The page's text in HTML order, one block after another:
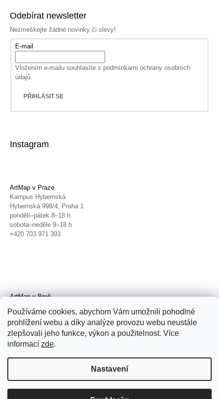
Používáme cookies, abychom Vám umožnili pohodlné
prohlížení webu a díky analýze provozu webu neustále
zlepšovali jeho funkce, výkon a použitelnost. Více
informací zde.
Nastavení
Odebírat newsletter
Nezmeškejte žádné novinky či slevy!
E-mail
Vložením e-mailu souhlasíte s podmínkami ochrany osobních
údajů
PŘIHLÁSIT SE
Instagram
ArtMap v Praze
Kampus Hybernská
Hybernská 998/4, Praha 1
pondělí–pátek 8–18 h
sobota–neděle 9–18 h
+420 703 971 393
ArtMap v Brně
Radnická 4, Brno
úterý–pátek 11–19 h
sobota 14–19 h
+420 702 152 298